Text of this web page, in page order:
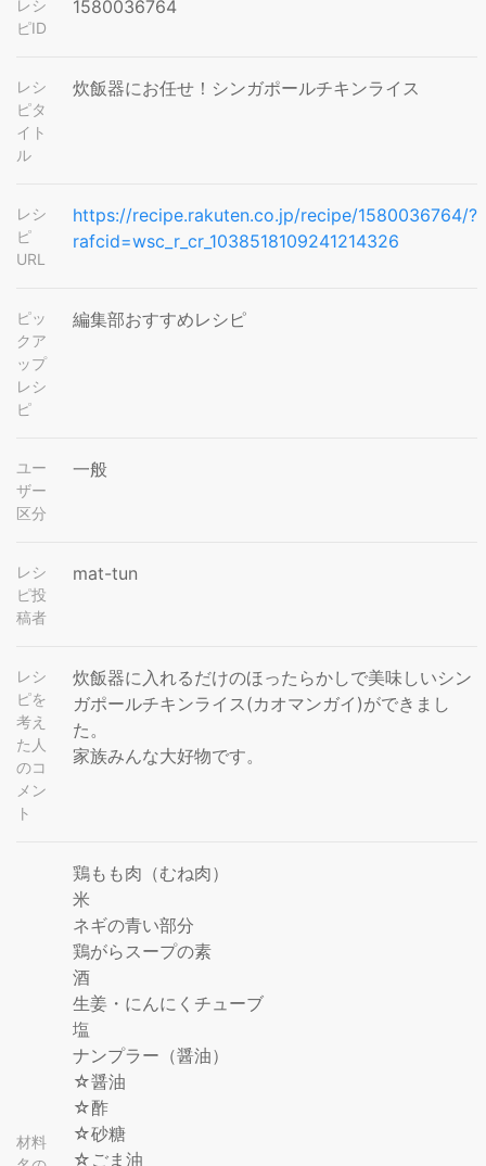
レシ
ピID
1580036764
レシ
ピタ
イト
ル
炊飯器にお任せ！シンガポールチキンライス
レシ
ピ
URL
https://recipe.rakuten.co.jp/recipe/1580036764/?
rafcid=wsc_r_cr_1038518109241214326
ピッ
クア
ップ
レシ
ピ
編集部おすすめレシピ
ユー
ザー
区分
一般
レシ
ピ投
稿者
mat-tun
レシ
ピを
考え
た人
のコ
メン
ト
炊飯器に入れるだけのほったらかしで美味しいシン
ガポールチキンライス(カオマンガイ)ができまし
た。
家族みんな大好物です。
材料
鶏もも肉（むね肉）
米
ネギの青い部分
鶏がらスープの素
酒
生姜・にんにくチューブ
塩
ナンプラー（醤油）
☆醤油
☆酢
☆砂糖
☆ごま油